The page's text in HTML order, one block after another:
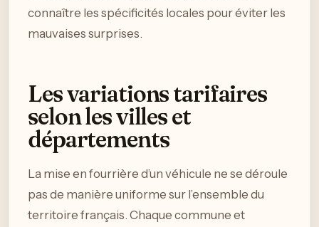
connaître les spécificités locales pour éviter les
mauvaises surprises.
Les variations tarifaires
selon les villes et
départements
La mise en fourrière d’un véhicule ne se déroule
pas de manière uniforme sur l’ensemble du
territoire français. Chaque commune et